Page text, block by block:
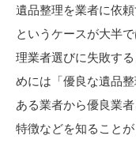
遺品整理を業者に依
というケースが大半
理業者選びに失敗す
めには「優良な遺品
ある業者から優良業
特徴などを知ること